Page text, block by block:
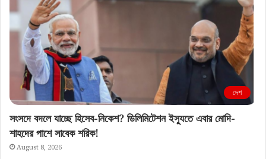
দেশ
সংসদে বদলে যাচ্ছে হিসেব-নিকেশ? ডিলিমিটেশন ইস্যুতে এবার মোদি-
শাহদের পাশে সাবেক শরিক!
August 8, 2026